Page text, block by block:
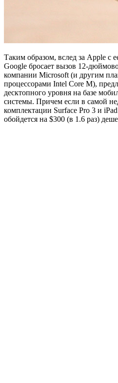
Таким образом, вслед за Apple с
Google бросает вызов 12-
компании Microsoft (и другим
процессорами Intel Core M),
десктопного уровня на базе
системы. Причем если в самой
комплектации Surface Pro 3 и
обойдется на $300 (в 1.6 раз)